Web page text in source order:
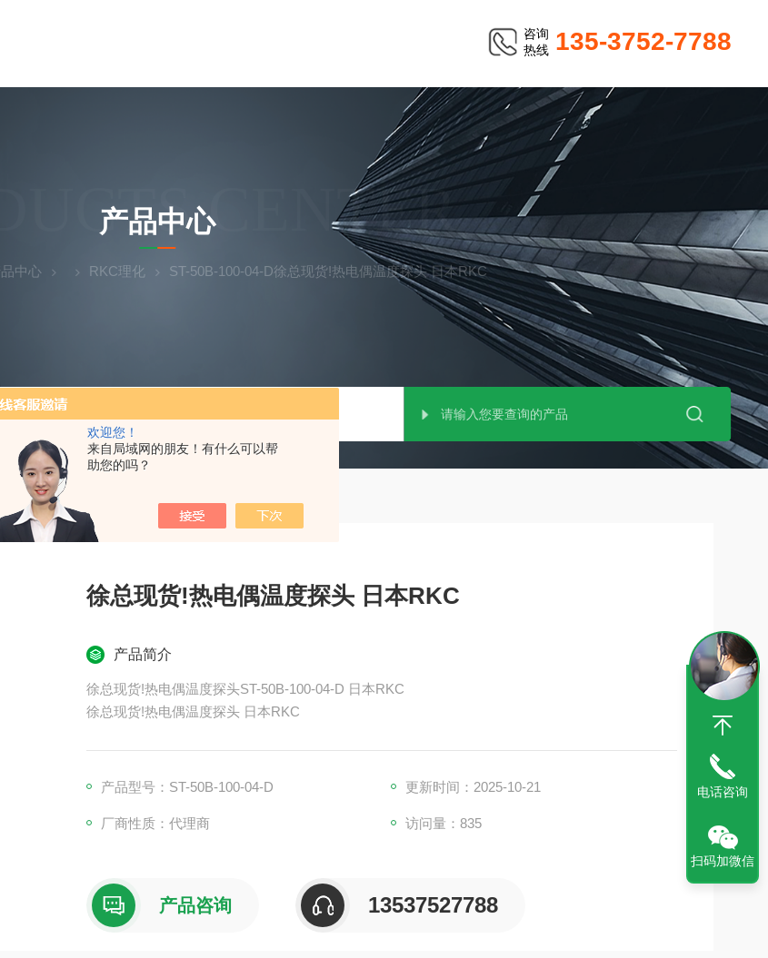
欢迎您！
来自局域网的朋友！有什么可以帮
助您的吗？
咨询
热线 135-3752-7788
文章
CENTER
产品中心
中心 RKC理化 ST-50B-100-04-D徐总现货!热电偶温度探头 日本RKC
徐总现货!热电偶温度探头 日本RKC
产品简介
徐总现货!热电偶温度探头ST-50B-100-04-D 日本RKC
徐总现货!热电偶温度探头 日本RKC
产品型号：ST-50B-100-04-D 更新时间：2025-10-21
厂商性质：代理商 访问量：835
产品咨询 13537527788
电话咨询
扫码加微信